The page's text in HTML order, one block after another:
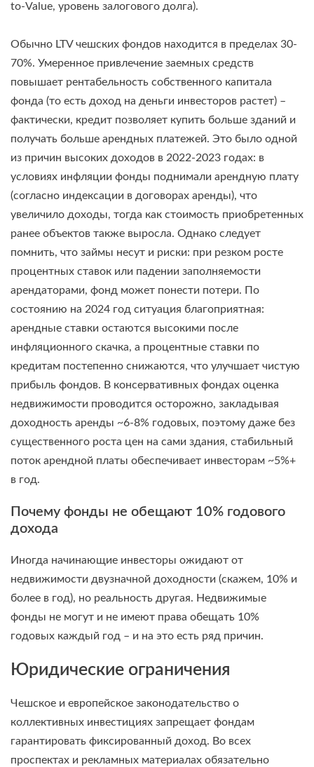
to-Value, уровень залогового долга).
Обычно LTV чешских фондов находится в пределах 30-
70%. Умеренное привлечение заемных средств
повышает рентабельность собственного капитала
фонда (то есть доход на деньги инвесторов растет) –
фактически, кредит позволяет купить больше зданий и
получать больше арендных платежей. Это было одной
из причин высоких доходов в 2022-2023 годах: в
условиях инфляции фонды поднимали арендную плату
(согласно индексации в договорах аренды), что
увеличило доходы, тогда как стоимость приобретенных
ранее объектов также выросла. Однако следует
помнить, что займы несут и риски: при резком росте
процентных ставок или падении заполняемости
арендаторами, фонд может понести потери. По
состоянию на 2024 год ситуация благоприятная:
арендные ставки остаются высокими после
инфляционного скачка, а процентные ставки по
кредитам постепенно снижаются, что улучшает чистую
прибыль фондов. В консервативных фондах оценка
недвижимости проводится осторожно, закладывая
доходность аренды ~6-8% годовых, поэтому даже без
существенного роста цен на сами здания, стабильный
поток арендной платы обеспечивает инвесторам ~5%+
в год.
Почему фонды не обещают 10% годового
дохода
Иногда начинающие инвесторы ожидают от
недвижимости двузначной доходности (скажем, 10% и
более в год), но реальность другая. Недвижимые
фонды не могут и не имеют права обещать 10%
годовых каждый год – и на это есть ряд причин.
Юридические ограничения
Чешское и европейское законодательство о
коллективных инвестициях запрещает фондам
гарантировать фиксированный доход. Во всех
проспектах и рекламных материалах обязательно